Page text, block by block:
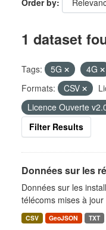
Order by
1 dataset
Tags: 5G 4G
Formats:
CSV
Licence Ouverte
Filter Results
Données sur les
Données sur les
télécoms mises à
CSV GeoJSON TXT